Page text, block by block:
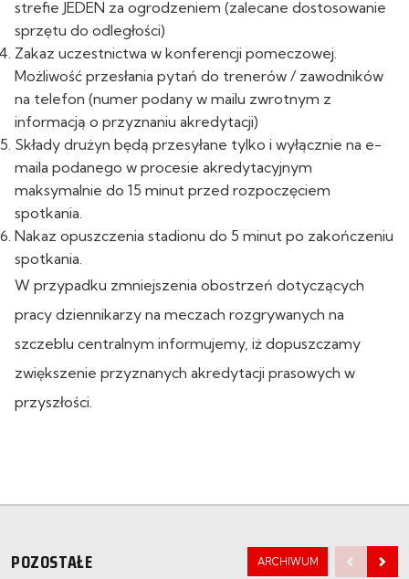
strefie JEDEN za ogrodzeniem (zalecane dostosowanie
sprzętu do odległości)
Zakaz uczestnictwa w konferencji pomeczowej.
Możliwość przesłania pytań do trenerów / zawodników
na telefon (numer podany w mailu zwrotnym z
informacją o przyznaniu akredytacji)
Składy drużyn będą przesyłane tylko i wyłącznie na e-
maila podanego w procesie akredytacyjnym
maksymalnie do 15 minut przed rozpoczęciem
spotkania.
Nakaz opuszczenia stadionu do 5 minut po zakończeniu
spotkania.
W przypadku zmniejszenia obostrzeń dotyczących
pracy dziennikarzy na meczach rozgrywanych na
szczeblu centralnym informujemy, iż dopuszczamy
zwiększenie przyznanych akredytacji prasowych w
przyszłości.
POZOSTAŁE ARCHIWUM